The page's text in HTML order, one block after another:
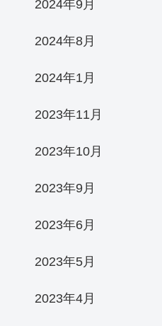
2024年9月
2024年8月
2024年1月
2023年11月
2023年10月
2023年9月
2023年6月
2023年5月
2023年4月